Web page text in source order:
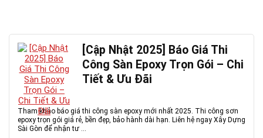
[Cập Nhật 2025] Báo Giá Thi
Công Sàn Epoxy Trọn Gói – Chi
Tiết & Ưu Đãi
Tham khảo báo giá thi công sàn epoxy mới nhất 2025. Thi công sơn
epoxy trọn gói giá rẻ, bền đẹp, bảo hành dài hạn. Liên hệ ngay Xây Dựng
Sài Gòn để nhận tư ...